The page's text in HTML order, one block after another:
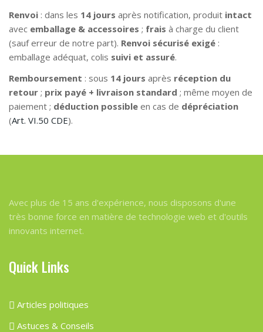
Renvoi : dans les 14 jours après notification, produit intact
avec emballage & accessoires ; frais à charge du client
(sauf erreur de notre part). Renvoi sécurisé exigé :
emballage adéquat, colis suivi et assuré.
Remboursement : sous 14 jours après réception du
retour ; prix payé + livraison standard ; même moyen de
paiement ; déduction possible en cas de dépréciation
(Art. VI.50 CDE).
Avec plus de 15 ans d'expérience, nous disposons d'une
très bonne force en matière de technologie web et d'outils
innovants internet.
Quick Links
Articles politiques
Astuces & Conseils